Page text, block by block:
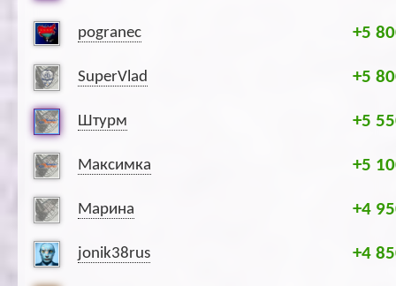
pogranec +5
SuperVlad +5
Штурм +5
Максимка +5
Марина +4
jonik38rus +4